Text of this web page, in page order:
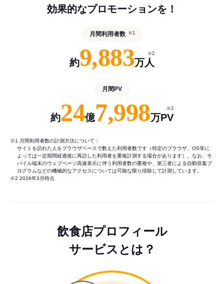
効果的なプロモーションを！
月間利用者数 ※1
約9,883万人
※2
月間PV
約24億7,998万PV
※2
※1 月間利用者数の計測方法について：
サイトを訪れた人をブラウザベースで数えた利用者数です（特定のブラウザ、OS等に
よっては一定期間経過後に再訪した利用者を重複計測する場合があります）。なお、モ
バイル端末のウェブページ高速表示に伴う利用者数の重複や、第三者による自動収集プ
ログラムなどの機械的なアクセスについては可能な限り排除して計測しています。
※2 2026年3月時点
飲食店プロフィール
サービスとは？